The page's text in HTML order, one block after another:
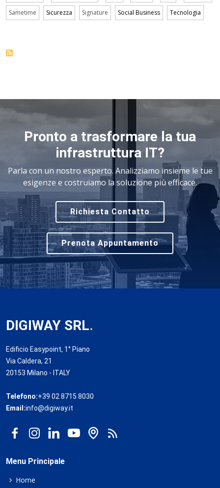
Sametime Sicurezza Signature Social Business Tecnologia
Pronto a trasformare la tua
infrastruttura IT?
Parla con un nostro esperto. Analizziamo insieme le tue
esigenze e costruiamo la soluzione più efficace.
Richiesta Contatto
Prenota Appuntamento
DIGIWAY SRL.
Edificio Easypoint, 1° Piano
Via Caldera, 21
20153 Milano - ITALY
Telefono:+39 02 8715 8030
Email:info@digiway.it
Menu Principale
Home